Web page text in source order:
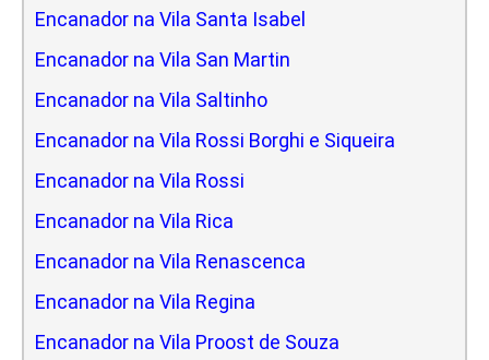
Encanador na Vila Santa Isabel
Encanador na Vila San Martin
Encanador na Vila Saltinho
Encanador na Vila Rossi Borghi e Siqueira
Encanador na Vila Rossi
Encanador na Vila Rica
Encanador na Vila Renascenca
Encanador na Vila Regina
Encanador na Vila Proost de Souza